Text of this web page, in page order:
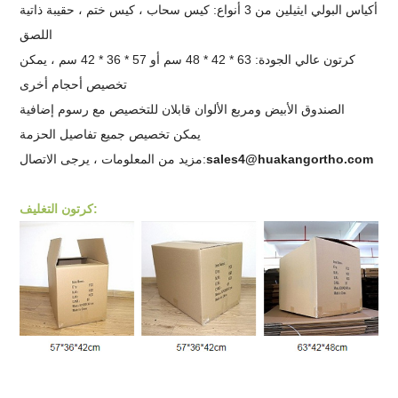
أكياس البولي ايثيلين من 3 أنواع: كيس سحاب ، كيس ختم ،
حقيبة ذاتية
اللصق
كرتون عالي الجودة: 63 * 42 * 48 سم أو 57 * 36 * 42 سم ، يمكن
تخصيص أحجام أخرى
الصندوق الأبيض ومربع الألوان قابلان للتخصيص مع رسوم إضافية
يمكن تخصيص جميع تفاصيل الحزمة
مزيد من المعلومات ، يرجى الاتصال:sales4@huakangortho.com
كرتون التغليف: